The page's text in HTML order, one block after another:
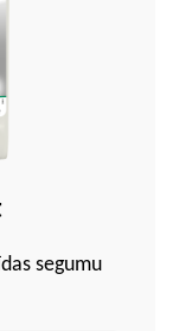
segumu